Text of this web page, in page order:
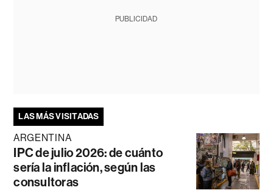
PUBLICIDAD
LAS MÁS VISITADAS
ARGENTINA
IPC de julio 2026: de cuánto
sería la inflación, según las
consultoras